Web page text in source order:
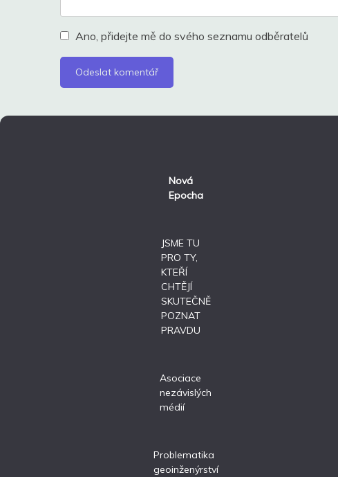
Ano, přidejte mě do svého seznamu odběratelů
Nová
Epocha
JSME TU
PRO TY,
KTEŘÍ
CHTĚJÍ
SKUTEČNĚ
POZNAT
PRAVDU
Asociace
nezávislých
médií
Problematika
geoinženýrství